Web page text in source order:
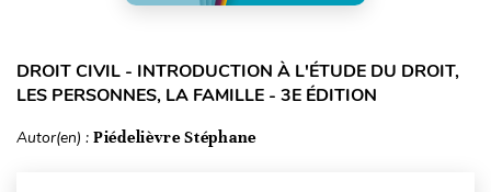
DROIT CIVIL - INTRODUCTION À L'ÉTUDE DU DROIT,
LES PERSONNES, LA FAMILLE - 3E ÉDITION
Autor(en) : Piédelièvre Stéphane